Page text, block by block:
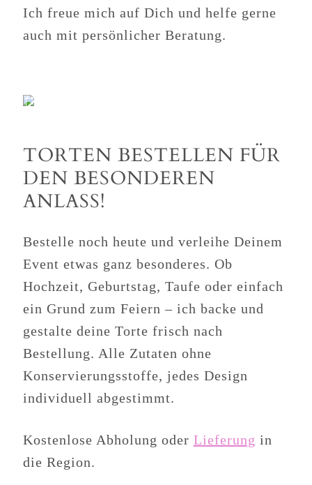
Ich freue mich auf Dich und helfe gerne
auch mit persönlicher Beratung.
TORTEN BESTELLEN FÜR
DEN BESONDEREN
ANLASS!
Bestelle noch heute und verleihe Deinem
Event etwas ganz besonderes. Ob
Hochzeit, Geburtstag, Taufe oder einfach
ein Grund zum Feiern – ich backe und
gestalte deine Torte frisch nach
Bestellung. Alle Zutaten ohne
Konservierungsstoffe, jedes Design
individuell abgestimmt.
Kostenlose Abholung oder Lieferung in
die Region.